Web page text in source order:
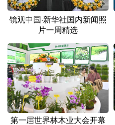
镜观中国·新华社国内新闻照
片一周精选
第一届世界林木业大会开幕